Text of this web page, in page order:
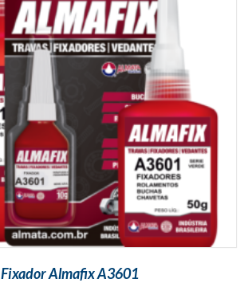
Fixador Almafix A3601